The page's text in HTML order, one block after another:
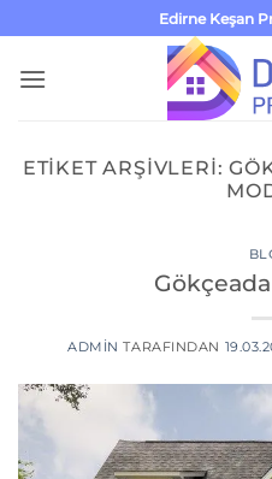
atla
Edirne Keşan
ETIKET ARŞIVLERI:
ADMIN TARAFINDAN